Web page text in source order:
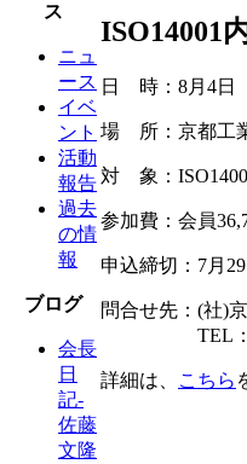
ス
ニュ
ース
イベ
ント
活動
報告
過去
の情
報
ブログ
会長
日
記-
佐藤
文隆
ISO14001
日 時：8月4日
場 所：京都工
対 象：
参加費：会員
申込締切：7月29
問合せ先：(社)
TEL：075-
詳細は、 こちら